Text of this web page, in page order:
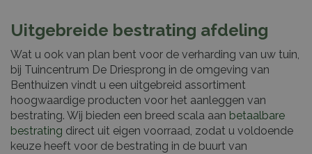
Uitgebreide bestrating afdeling
Wat u ook van plan bent voor de verharding van uw tuin,
bij Tuincentrum De Driesprong in de omgeving van
Benthuizen vindt u een uitgebreid assortiment
hoogwaardige producten voor het aanleggen van
bestrating. Wij bieden een breed scala aan betaalbare
bestrating direct uit eigen voorraad, zodat u voldoende
keuze heeft voor de bestrating in de buurt van